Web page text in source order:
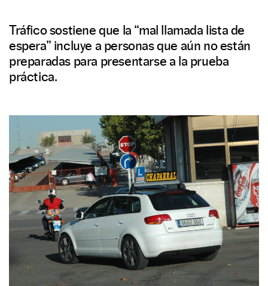
Tráfico sostiene que la “mal llamada lista de
espera” incluye a personas que aún no están
preparadas para presentarse a la prueba
práctica.